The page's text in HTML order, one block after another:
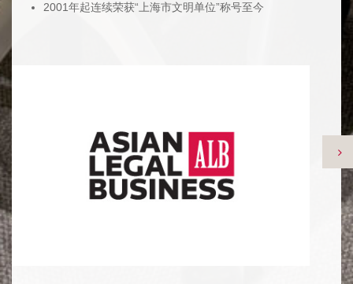
2001年起连续荣获“上海市文明单位”称号至今
>